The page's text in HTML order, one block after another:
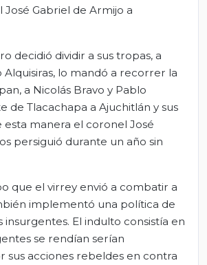
José Gabriel de Armijo a
decidió dividir a sus tropas, a
Alquisiras, lo mandó a recorrer la
a Nicolás Bravo y Pablo
de Tlacachapa a Ajuchitlán y sus
esta manera el coronel José
persiguió durante un año sin
que el virrey envió a combatir a
implementó una política de
insurgentes. El indulto consistía en
se rendían serían
sus acciones rebeldes en contra